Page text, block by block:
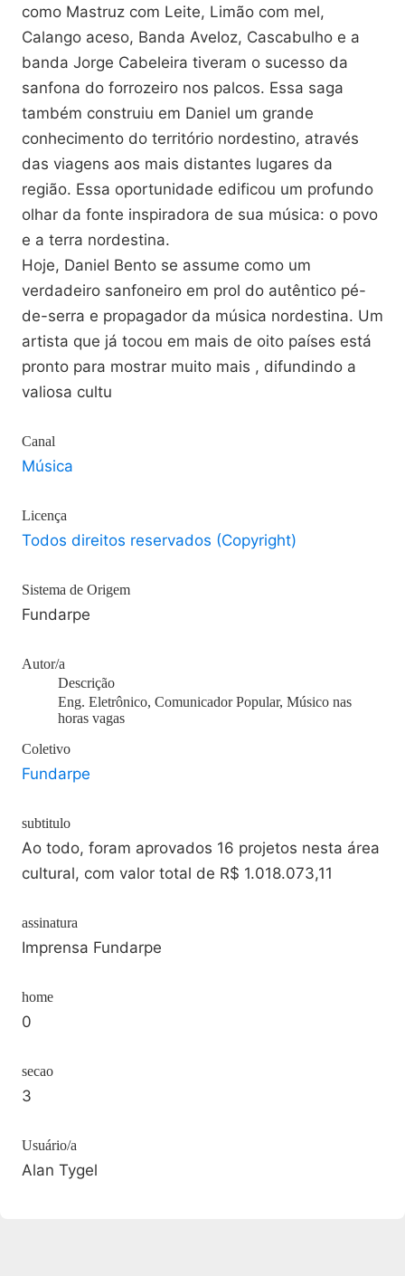
como Mastruz com Leite, Limão com mel,
Calango aceso, Banda Aveloz, Cascabulho e a
banda Jorge Cabeleira tiveram o sucesso da
sanfona do forrozeiro nos palcos. Essa saga
também construiu em Daniel um grande
conhecimento do território nordestino, através
das viagens aos mais distantes lugares da
região. Essa oportunidade edificou um profundo
olhar da fonte inspiradora de sua música: o povo
e a terra nordestina.
Hoje, Daniel Bento se assume como um
verdadeiro sanfoneiro em prol do autêntico pé-
de-serra e propagador da música nordestina. Um
artista que já tocou em mais de oito países está
pronto para mostrar muito mais , difundindo a
valiosa cultu
Canal
Música
Licença
Todos direitos reservados (Copyright)
Sistema de Origem
Fundarpe
Autor/a
Descrição
Eng. Eletrônico, Comunicador Popular, Músico nas
horas vagas
Coletivo
Fundarpe
subtitulo
Ao todo, foram aprovados 16 projetos nesta área
cultural, com valor total de R$ 1.018.073,11
assinatura
Imprensa Fundarpe
home
0
secao
3
Usuário/a
Alan Tygel